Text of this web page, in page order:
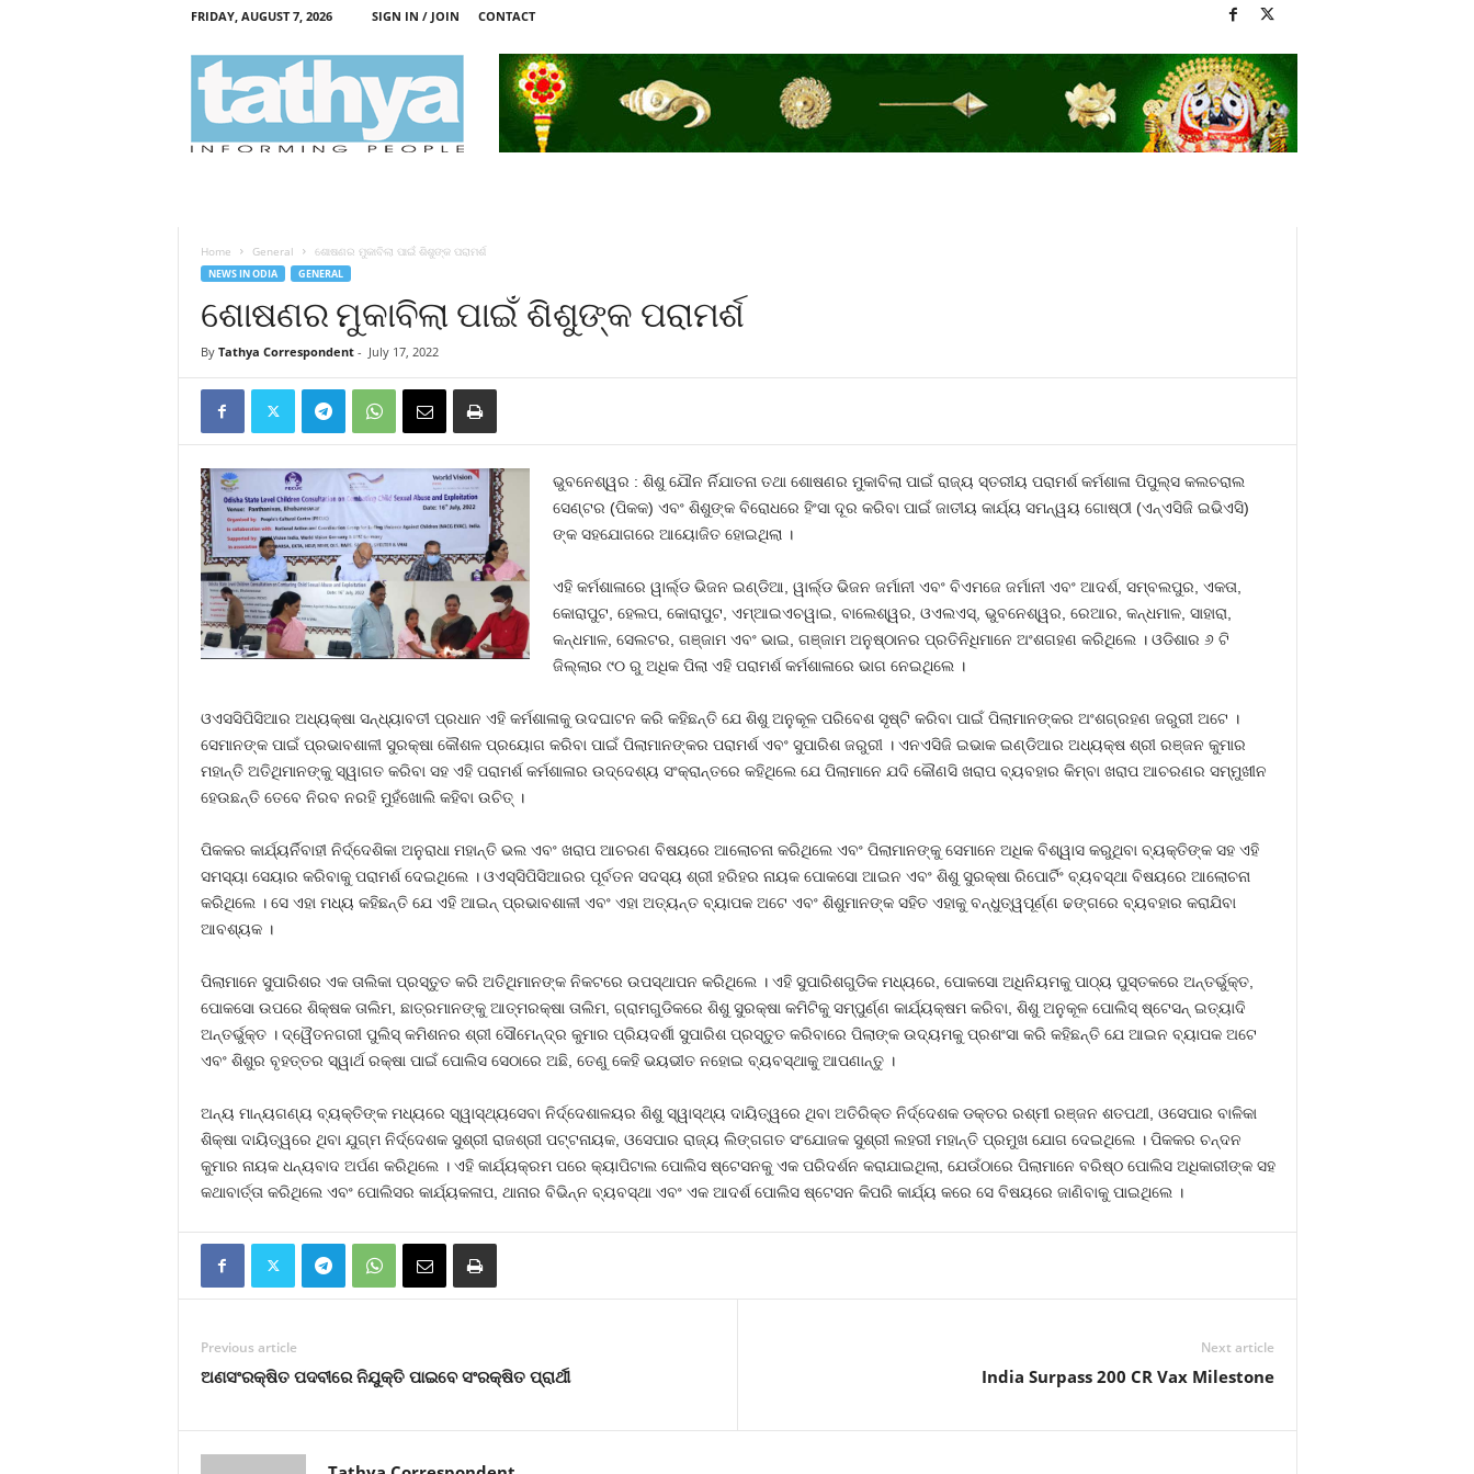
FRIDAY, AUGUST 7, 2026 SIGN IN / JOIN CONTACT
Home General ଶୋଷଣର ମୁକାବିଲା ପାଇଁ ଶିଶୁଙ୍କ ପରାମର୍ଶ
NEWS IN ODIA GENERAL
ଶୋଷଣର ମୁକାବିଲା ପାଇଁ ଶିଶୁଙ୍କ ପରାମର୍ଶ
By Tathya Correspondent- July 17, 2022
ଭୁବନେଶ୍ୱର : ଶିଶୁ ଯୌନ ର୍ନିଯାତନା ତଥା ଶୋଷଣର ମୁକାବିଲା ପାଇଁ ରାଜ୍ୟ ସ୍ତରୀୟ ପରାମର୍ଶ କର୍ମଶାଳା ପିପୁଲ୍ସ କଲଚରାଲ
ସେଣ୍ଟର (ପିକକ) ଏବଂ ଶିଶୁଙ୍କ ବିରୋଧରେ ହିଂସା ଦୂର କରିବା ପାଇଁ ଜାତୀୟ କାର୍ଯ୍ୟ ସମନ୍ୱୟ ଗୋଷ୍ଠୀ (ଏନ୍‍ଏସିଜି ଇଭିଏସି)
ଙ୍କ ସହଯୋଗରେ ଆୟୋଜିତ ହୋଇଥିଲା ।
ଏହି କର୍ମଶାଳାରେ ୱାର୍ଲ୍ଡ ଭିଜନ ଇଣ୍ଡିଆ, ୱାର୍ଲ୍ଡ ଭିଜନ ଜର୍ମାନୀ ଏବଂ ବିଏମଜେ ଜର୍ମାନୀ ଏବଂ ଆଦର୍ଶ, ସମ୍ବଲପୁର, ଏକତା,
କୋରାପୁଟ, ହେଲପ, କୋରାପୁଟ, ଏମ୍‍ଆଇଏଚୱାଇ, ବାଲେଶ୍ୱର, ଓଏଲଏସ୍‍, ଭୁବନେଶ୍ୱର, ରେଆର, କନ୍ଧମାଳ, ସାହାରା,
କନ୍ଧମାଳ, ସେଲଟର, ଗଞ୍ଜାମ ଏବଂ ଭାଇ, ଗଞ୍ଜାମ ଅନୁଷ୍ଠାନର ପ୍ରତିନିଧିମାନେ ଅଂଶଗହଣ କରିଥିଲେ । ଓଡିଶାର ୬ ଟି
ଜିଲ୍ଲାର ୯୦ ରୁ ଅଧିକ ପିଲା ଏହି ପରାମର୍ଶ କର୍ମଶାଳାରେ ଭାଗ ନେଇଥିଲେ ।
ଓଏସସିପିସିଆର ଅଧ୍ୟକ୍ଷା ସନ୍ଧ୍ୟାବତୀ ପ୍ରଧାନ ଏହି କର୍ମଶାଳାକୁ ଉଦଘାଟନ କରି କହିଛନ୍ତି ଯେ ଶିଶୁ ଅନୁକୂଳ ପରିବେଶ ସୃଷ୍ଟି କରିବା ପାଇଁ ପିଲାମାନଙ୍କର ଅଂଶଗ୍ରହଣ ଜରୁରୀ ଅଟେ ।
ସେମାନଙ୍କ ପାଇଁ ପ୍ରଭାବଶାଳୀ ସୁରକ୍ଷା କୌଶଳ ପ୍ରୟୋଗ କରିବା ପାଇଁ ପିଲାମାନଙ୍କର ପରାମର୍ଶ ଏବଂ ସୁପାରିଶ ଜରୁରୀ । ଏନଏସିଜି ଇଭାକ ଇଣ୍ଡିଆର ଅଧ୍ୟକ୍ଷ ଶ୍ରୀ ରଞ୍ଜନ କୁମାର
ମହାନ୍ତି ଅତିଥିମାନଙ୍କୁ ସ୍ୱାଗତ କରିବା ସହ ଏହି ପରାମର୍ଶ କର୍ମଶାଳାର ଉଦ୍ଦେଶ୍ୟ ସଂକ୍ରାନ୍ତରେ କହିଥିଲେ ଯେ ପିଲାମାନେ ଯଦି କୌଣସି ଖରାପ ବ୍ୟବହାର କିମ୍ବା ଖରାପ ଆଚରଣର ସମ୍ମୁଖୀନ
ହେଉଛନ୍ତି ତେବେ ନିରବ ନରହି ମୁହଁଖୋଲି କହିବା ଉଚିତ୍‍ ।
ପିକକର କାର୍ଯ୍ୟର୍ନିବାହୀ ନିର୍ଦ୍ଦେଶିକା ଅନୁରାଧା ମହାନ୍ତି ଭଲ ଏବଂ ଖରାପ ଆଚରଣ ବିଷୟରେ ଆଲୋଚନା କରିଥିଲେ ଏବଂ ପିଲାମାନଙ୍କୁ ସେମାନେ ଅଧିକ ବିଶ୍ୱାସ କରୁଥିବା ବ୍ୟକ୍ତିଙ୍କ ସହ ଏହି
ସମସ୍ୟା ସେୟାର କରିବାକୁ ପରାମର୍ଶ ଦେଇଥିଲେ । ଓଏସ୍‍ସିପିସିଆରର ପୂର୍ବତନ ସଦସ୍ୟ ଶ୍ରୀ ହରିହର ନାୟକ ପୋକସୋ ଆଇନ ଏବଂ ଶିଶୁ ସୁରକ୍ଷା ରିପୋର୍ଟିଂ ବ୍ୟବସ୍ଥା ବିଷୟରେ ଆଲୋଚନା
କରିଥିଲେ । ସେ ଏହା ମଧ୍ୟ କହିଛନ୍ତି ଯେ ଏହି ଆଇନ୍‍ ପ୍ରଭାବଶାଳୀ ଏବଂ ଏହା ଅତ୍ୟନ୍ତ ବ୍ୟାପକ ଅଟେ ଏବଂ ଶିଶୁମାନଙ୍କ ସହିତ ଏହାକୁ ବନ୍ଧୁତ୍ୱପୂର୍ଣ୍ଣ ଢଙ୍ଗରେ ବ୍ୟବହାର କରାଯିବା
ଆବଶ୍ୟକ ।
ପିଲାମାନେ ସୁପାରିଶର ଏକ ତାଲିକା ପ୍ରସ୍ତୁତ କରି ଅତିଥିମାନଙ୍କ ନିକଟରେ ଉପସ୍ଥାପନ କରିଥିଲେ । ଏହି ସୁପାରିଶଗୁଡିକ ମଧ୍ୟରେ, ପୋକସୋ ଅଧିନିୟମକୁ ପାଠ୍ୟ ପୁସ୍ତକରେ ଅନ୍ତର୍ଭୁକ୍ତ,
ପୋକସୋ ଉପରେ ଶିକ୍ଷକ ତାଲିମ, ଛାତ୍ରମାନଙ୍କୁ ଆତ୍ମରକ୍ଷା ତାଲିମ, ଗ୍ରାମଗୁଡିକରେ ଶିଶୁ ସୁରକ୍ଷା କମିଟିକୁ ସମ୍ପୁର୍ଣ୍ଣ କାର୍ଯ୍ୟକ୍ଷମ କରିବା, ଶିଶୁ ଅନୁକୂଳ ପୋଲିସ୍ ଷ୍ଟେସନ୍ ଇତ୍ୟାଦି
ଅନ୍ତର୍ଭୁକ୍ତ । ଦ୍ୱୈତନଗରୀ ପୁଲିସ୍‍ କମିଶନର ଶ୍ରୀ ସୌମେନ୍ଦ୍ର କୁମାର ପ୍ରିୟଦର୍ଶୀ ସୁପାରିଶ ପ୍ରସ୍ତୁତ କରିବାରେ ପିଲାଙ୍କ ଉଦ୍ୟମକୁ ପ୍ରଶଂସା କରି କହିଛନ୍ତି ଯେ ଆଇନ ବ୍ୟାପକ ଅଟେ
ଏବଂ ଶିଶୁର ବୃହତ୍ତର ସ୍ୱାର୍ଥ ରକ୍ଷା ପାଇଁ ପୋଲିସ ସେଠାରେ ଅଛି, ତେଣୁ କେହି ଭୟଭୀତ ନହୋଇ ବ୍ୟବସ୍ଥାକୁ ଆପଣାନ୍ତୁ ।
ଅନ୍ୟ ମାନ୍ୟଗଣ୍ୟ ବ୍ୟକ୍ତିଙ୍କ ମଧ୍ୟରେ ସ୍ୱାସ୍ଥ୍ୟସେବା ନିର୍ଦ୍ଦେଶାଳୟର ଶିଶୁ ସ୍ୱାସ୍ଥ୍ୟ ଦାୟିତ୍ୱରେ ଥିବା ଅତିରିକ୍ତ ନିର୍ଦ୍ଦେଶକ ଡକ୍ତର ରଶ୍ମୀ ରଞ୍ଜନ ଶତପଥୀ, ଓସେପାର ବାଳିକା
ଶିକ୍ଷା ଦାୟିତ୍ୱରେ ଥିବା ଯୁଗ୍ମ ନିର୍ଦ୍ଦେଶକ ସୁଶ୍ରୀ ରାଜଶ୍ରୀ ପଟ୍ଟନାୟକ, ଓସେପାର ରାଜ୍ୟ ଲିଙ୍ଗଗତ ସଂଯୋଜକ ସୁଶ୍ରୀ ଲହରୀ ମହାନ୍ତି ପ୍ରମୁଖ ଯୋଗ ଦେଇଥିଲେ । ପିକକର ଚନ୍ଦନ
କୁମାର ନାୟକ ଧନ୍ୟବାଦ ଅର୍ପଣ କରିଥିଲେ । ଏହି କାର୍ଯ୍ୟକ୍ରମ ପରେ କ୍ୟାପିଟାଲ ପୋଲିସ ଷ୍ଟେସନକୁ ଏକ ପରିଦର୍ଶନ କରାଯାଇଥିଲା, ଯେଉଁଠାରେ ପିଲାମାନେ ବରିଷ୍ଠ ପୋଲିସ ଅଧିକାରୀଙ୍କ ସହ
କଥାବାର୍ତ୍ତା କରିଥିଲେ ଏବଂ ପୋଲିସର କାର୍ଯ୍ୟକଳାପ, ଥାନାର ବିଭିନ୍ନ ବ୍ୟବସ୍ଥା ଏବଂ ଏକ ଆଦର୍ଶ ପୋଲିସ ଷ୍ଟେସନ କିପରି କାର୍ଯ୍ୟ କରେ ସେ ବିଷୟରେ ଜାଣିବାକୁ ପାଇଥିଲେ ।
Previous article
ଅଣସଂରକ୍ଷିତ ପଦବୀରେ ନିଯୁକ୍ତି ପାଇବେ ସଂରକ୍ଷିତ ପ୍ରାର୍ଥୀ
Next article
India Surpass 200 CR Vax Milestone